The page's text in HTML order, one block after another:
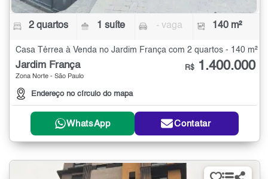
2 quartos 1 suíte - vaga 140 m²
Casa Térrea à Venda no Jardim França com 2 quartos - 140 m²
Jardim França
Zona Norte - São Paulo
Endereço no círculo do mapa
R$ 1.400.000
WhatsApp Contatar